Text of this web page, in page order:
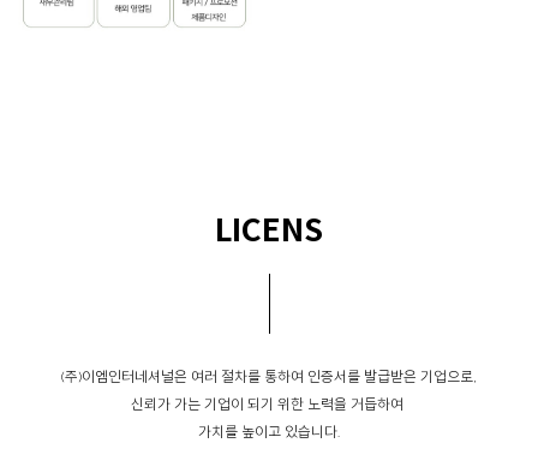
LICENS
(주)이엠인터네셔널은 여러 절차를 통하여 인증서를 발급받은 기업으로,
신뢰가 가는 기업이 되기 위한 노력을 거듭하여
가치를 높이고 있습니다.